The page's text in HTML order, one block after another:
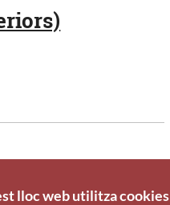
lloc web utilitza cookies